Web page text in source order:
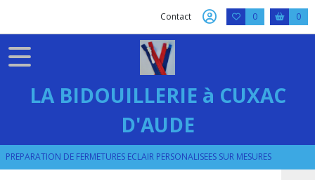
Contact 0 0
LA BIDOUILLERIE à CUXAC
D'AUDE
PREPARATION DE FERMETURES ECLAIR PERSONALISEES SUR MESURES